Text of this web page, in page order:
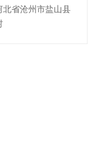
北省沧州市盐山县